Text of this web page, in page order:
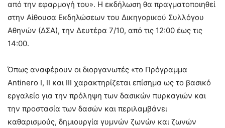
από την εφαρμογή του». Η εκδήλωση θα πραγματοποιηθεί
στην Αίθουσα Εκδηλώσεων του Δικηγορικού Συλλόγου
Αθηνών (ΔΣΑ), την Δευτέρα 7/10, από τις 12:00 έως τις
14:00.
Όπως αναφέρουν οι διοργανωτές «το Πρόγραμμα
Antinero I, II και III χαρακτηρίζεται επίσημα ως το βασικό
εργαλείο για την πρόληψη των δασικών πυρκαγιών και
την προστασία των δασών και περιλαμβάνει
καθαρισμούς, δημιουργία γυμνών ζωνών και ζωνών